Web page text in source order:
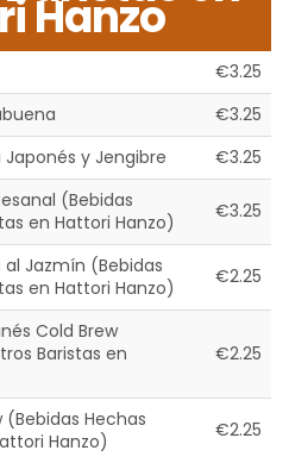
Hanzo
€3.25
€3.25
y Jengibre
€3.25
(Bebidas
en Hattori Hanzo)
€3.25
Jazmín (Bebidas
en Hattori Hanzo)
€2.25
Cold Brew
Baristas en
€2.25
(Bebidas Hechas
Hanzo)
€2.25